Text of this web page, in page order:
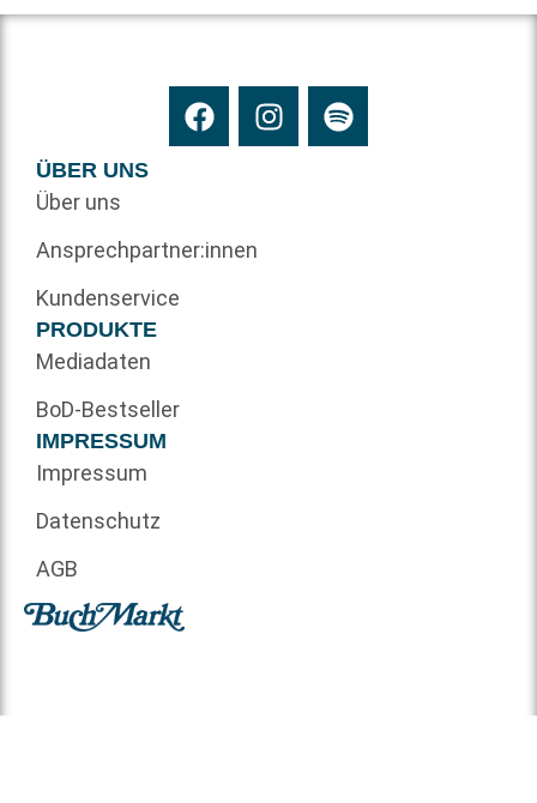
ÜBER UNS
Über uns
Ansprechpartner:innen
Kundenservice
PRODUKTE
Mediadaten
BoD-Bestseller
IMPRESSUM
Impressum
Datenschutz
AGB